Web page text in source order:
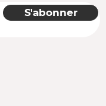
S'abonner